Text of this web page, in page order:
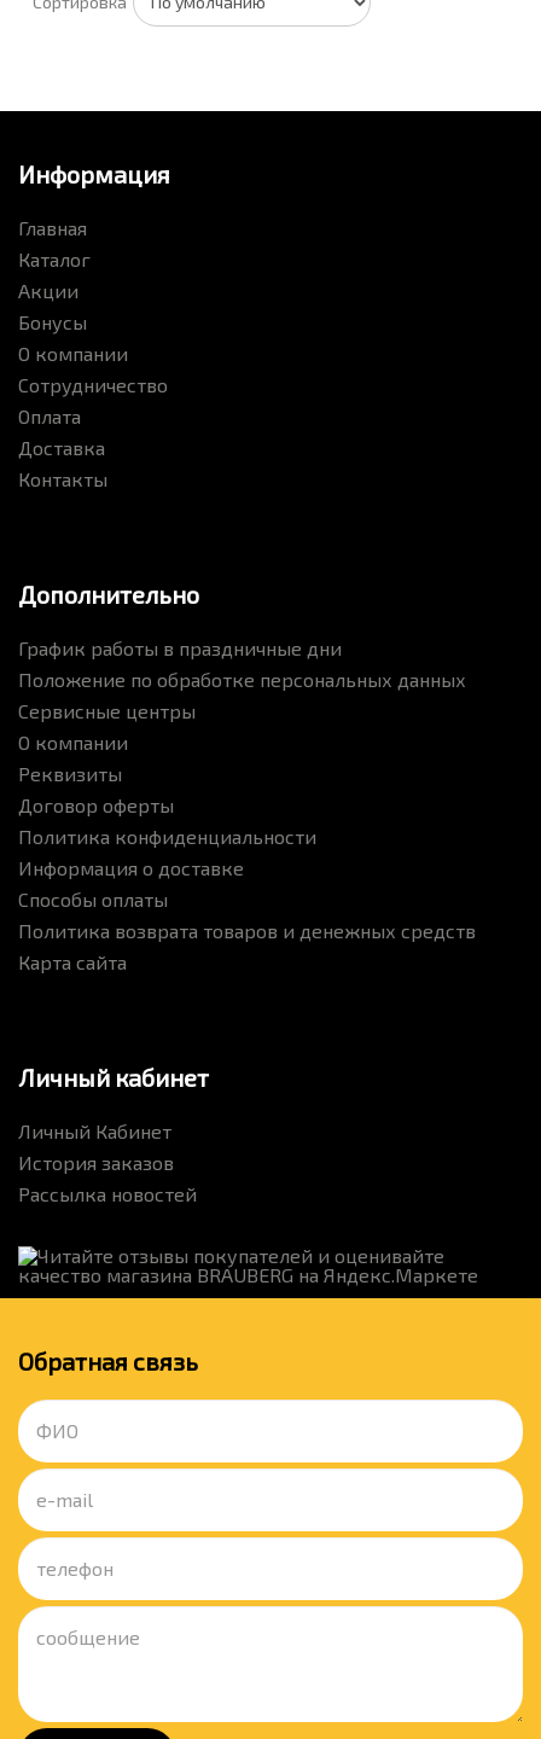
Канцтовары Brauberg
Информация
Главная
Каталог
Акции
Бонусы
О компании
Сотрудничество
Оплата
Доставка
Контакты
Дополнительно
График работы в праздничные дни
Положение по обработке персональных данных
Сервисные центры
О компании
Реквизиты
Договор оферты
Политика конфиденциальности
Информация о доставке
Способы оплаты
Политика возврата товаров и денежных средств
Карта сайта
Личный кабинет
Личный Кабинет
История заказов
Рассылка новостей
Обратная связь